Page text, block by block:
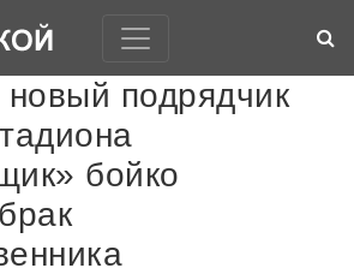
подрядчик
бойко